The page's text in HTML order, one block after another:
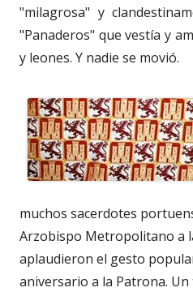
"milagrosa" y
"Panaderos" que vestía y
y leones. Y nadie se movió.
muchos sacerdotes
Arzobispo Metropolitano a
aplaudieron el gesto
aniversario a la Patrona.